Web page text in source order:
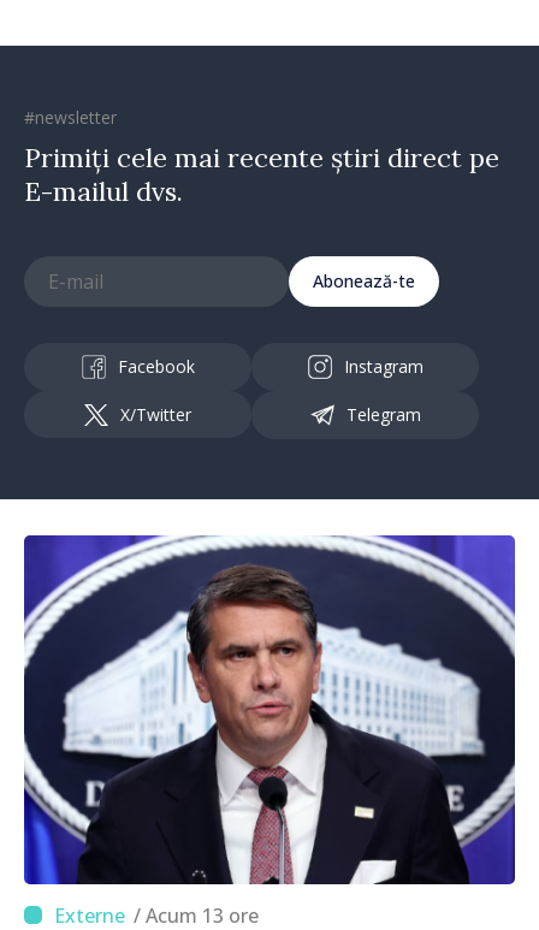
#newsletter
Primiți cele mai recente știri direct pe
E-mailul dvs.
Abonează-te
Facebook Instagram
X/Twitter Telegram
/ Acum 13 ore